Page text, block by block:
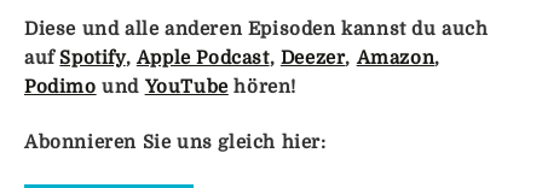
Diese und alle anderen Episoden kannst du auch
auf Spotify, Apple Podcast, Deezer, Amazon,
Podimo und YouTube hören!
Abonnieren Sie uns gleich hier: